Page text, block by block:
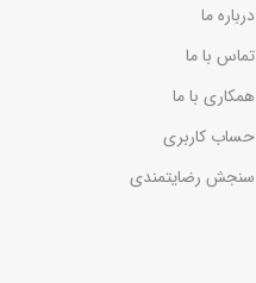
درباره ما
تماس با ما
همکاری با ما
حساب کاربری
سنجش رضایتمندی